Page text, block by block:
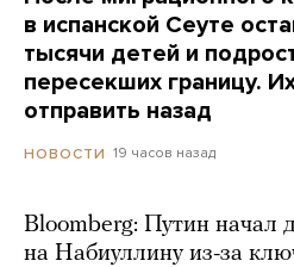
в испанской Сеуте
тысячи детей и
пересекших границу.
отправить назад
НОВОСТИ 19 часов назад
Bloomberg: Путин начал
на Набиуллину из-за